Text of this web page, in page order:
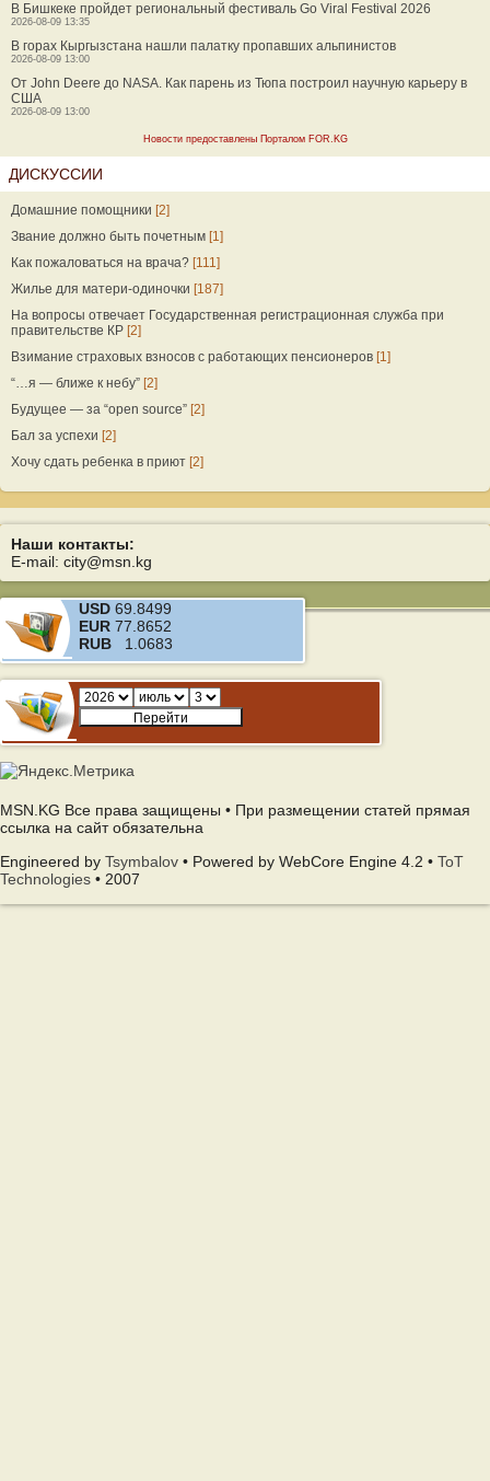
В Бишкеке пройдет региональный фестиваль Go Viral Festival 2026
2026-08-09 13:35
В горах Кыргызстана нашли палатку пропавших альпинистов
2026-08-09 13:00
От John Deere до NASA. Как парень из Тюпа построил научную карьеру в
США
2026-08-09 13:00
Новости предоставлены Порталом FOR.KG
ДИСКУССИИ
Домашние помощники [2]
Звание должно быть почетным [1]
Как пожаловаться на врача? [111]
Жилье для матери-одиночки [187]
На вопросы отвечает Государственная регистрационная служба при
правительстве КР [2]
Взимание страховых взносов с работающих пенсионеров [1]
“…я — ближе к небу” [2]
Будущее — за “open source” [2]
Бал за успехи [2]
Хочу сдать ребенка в приют [2]
Наши контакты:
E-mail: city@msn.kg
USD 69.8499
EUR 77.8652
RUB 1.0683
MSN.KG Все права защищены • При размещении статей прямая
ссылка на сайт обязательна
Engineered by Tsymbalov • Powered by WebCore Engine 4.2 • ToT
Technologies • 2007